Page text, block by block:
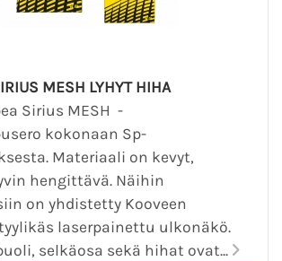
MESH LYHYT HIHA
Sirius MESH -
kokonaan Sp-
Materiaali on kevyt,
hengittävä. Näihin
on yhdistetty Kooveen
laserpainettu ulkonäkö.
selkäosa sekä hihat ovat...